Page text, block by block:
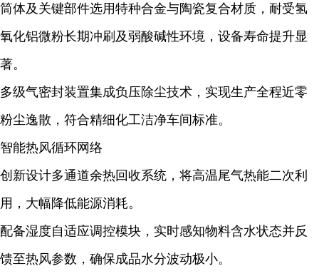
筒体及关键部件选用特种合金与陶瓷复合材质 ，耐受氢
氧化铝微粉长期冲刷及弱酸碱性环境，设备寿命提升显
著。
多级气密封装置集成负压除尘技术，实现生产全程近零
粉尘逸散，符合精细化工洁净车间标准。
智能热风循环网络
创新设计多通道余热回收系统 ，将高温尾气热能二次利
用，大幅降低能源消耗。
配备湿度自适应调控模块 ，实时感知物料含水状态并反
馈至热风参数，确保成品水分波动极小。